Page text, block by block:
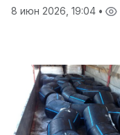
8 июн 2026, 19:04 •